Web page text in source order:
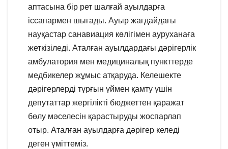
аптасына бір рет шалғай ауылдарға
іссапармен шығады. Ауыр жағдайдағы
науқастар санавиация көлігімен ауруханаға
жеткізіледі. Аталған ауылдардағы дәрігерлік
амбулатория мен медициналық пункттерде
медбикелер жұмыс атқаруда. Келешекте
дәрігерлерді тұрғын үймен қамту үшін
депутаттар жергілікті бюджеттен қаражат
бөлу мәселесін қарастыруды жоспарлап
отыр. Аталған ауылдарға дәрігер келеді
деген үміттеміз.